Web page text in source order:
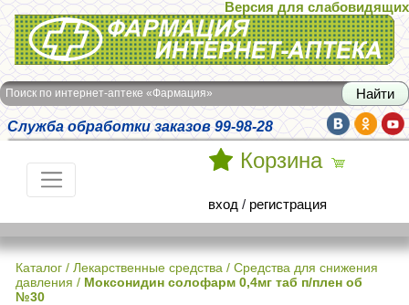
Интернет-аптека Фармация
Версия для слабовидящих
Поиск по интернет-аптеке «Фармация»
Служба обработки заказов 99-98-28
Корзина
вход / регистрация
Каталог / Лекарственные средства / Средства для снижения
давления / Моксонидин солофарм 0,4мг таб п/плен об
№30